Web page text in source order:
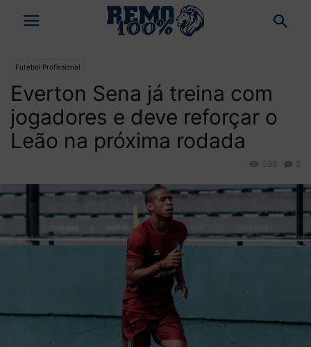
Futebol Profissional
Everton Sena já treina com
jogadores e deve reforçar o
Leão na próxima rodada
2
598